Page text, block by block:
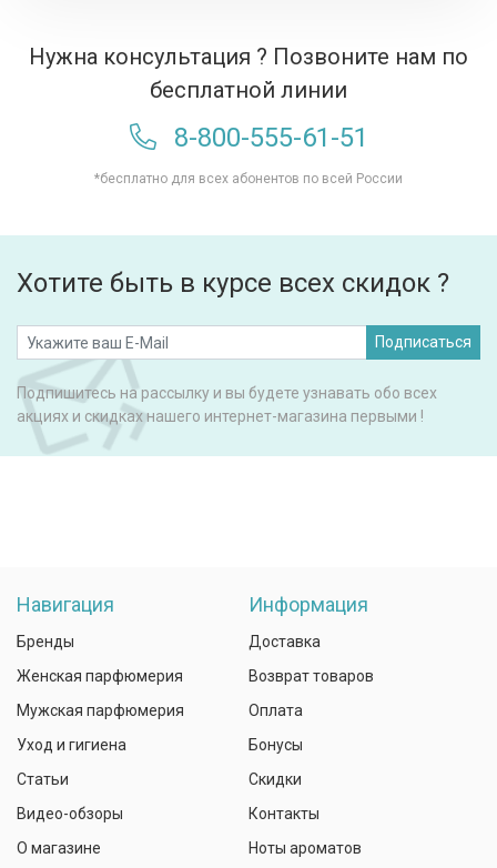
Нужна консультация ? Позвоните нам по
бесплатной линии
8-800-555-61-51
*бесплатно для всех абонентов по всей России
Хотите быть в курсе всех скидок ?
Подписаться
Подпишитесь на рассылку и вы будете узнавать обо всех
акциях и скидках нашего интернет-магазина первыми !
Навигация
Бренды
Женская парфюмерия
Мужская парфюмерия
Уход и гигиена
Статьи
Видео-обзоры
О магазине
Информация
Доставка
Возврат товаров
Оплата
Бонусы
Скидки
Контакты
Ноты ароматов